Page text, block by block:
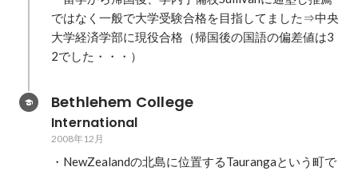
ではなく一般で大学受験合格を目指してました⇒中央
大学経済学部に現役合格（帰国後の国語の偏差値は3
2でした・・・）
Bethlehem College
International
2008年12月
・NewZealandの北島に位置するTaurangaという町で